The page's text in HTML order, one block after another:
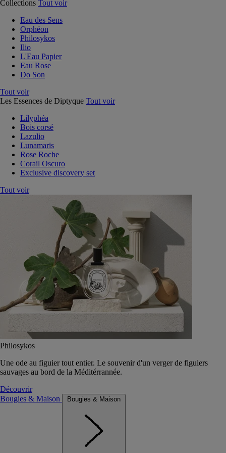
Collections Tout voir
Eau des Sens
Orphéon
Philosykos
Ilio
L'Eau Papier
Eau Rose
Do Son
Tout voir
Les Essences de Diptyque Tout voir
Lilyphéa
Bois corsé
Lazulio
Lunamaris
Rose Roche
Corail Oscuro
Exclusive discovery set
Tout voir
Philosykos
Une ode au figuier tout entier. Le souvenir d'un verger de figuiers
sauvages au bord de la Méditérrannée.
Découvrir
Bougies & Maison
Bougies & Maison